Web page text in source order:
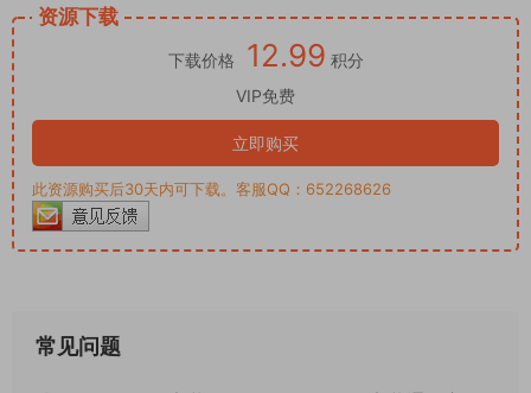
资源下载
下载价格 12.99 积分
VIP免费
立即购买
此资源购买后30天内可下载。客服QQ：652268626
常见问题